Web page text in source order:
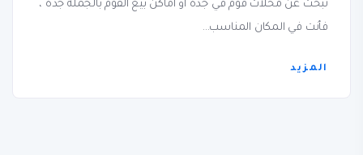
تبحث عن محلات فوم في جدة أو أماكن بيع الفوم بالجملة جدة ،
فأنت في المكان المناسب...
المزيد